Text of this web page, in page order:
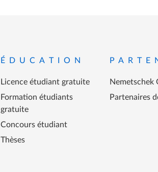
ÉDUCATION
Licence étudiant gratuite
Formation étudiants
gratuite
Concours étudiant
Thèses
Nemetschek
Partenaires